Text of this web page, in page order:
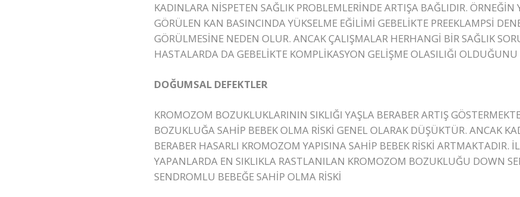
KADINLARA NİSPETEN SAĞLIK PROBLEMLERİNDE ARTIŞA BAĞLIDIR. ÖRNEĞİN
GÖRÜLEN KAN BASINCINDA YÜKSELME EĞİLİMİ GEBELİKTE PREEKLAMPSİ
GÖRÜLMESİNE NEDEN OLUR. ANCAK ÇALIŞMALAR HERHANGİ BİR SAĞLIK
HASTALARDA DA GEBELİKTE KOMPLİKASYON GELİŞME OLASILIĞI OLDUĞUNU
DOĞUMSAL DEFEKTLER
KROMOZOM BOZUKLUKLARININ SIKLIĞI YAŞLA BERABER ARTIŞ
BOZUKLUĞA SAHİP BEBEK OLMA RİSKİ GENEL OLARAK DÜŞÜKTÜR. ANCAK
BERABER HASARLI KROMOZOM YAPISINA SAHİP BEBEK RİSKİ ARTMAKTADIR.
YAPANLARDA EN SIKLIKLA RASTLANILAN KROMOZOM BOZUKLUĞU DOWN
SENDROMLU BEBEĞE SAHİP OLMA RİSKİ